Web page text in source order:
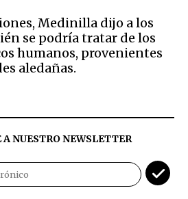
Medinilla dijo a los
se podría tratar de los
humanos, provenientes
aledañas.
A NUESTRO NEWSLETTER